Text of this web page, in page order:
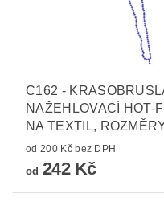
C162 -
NAŽEHLOVACÍ HOT-
NA TEXTIL,
od 200 Kč bez DPH
od 242 Kč